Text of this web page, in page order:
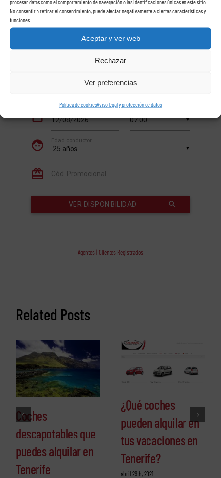
procesar datos como el comportamiento de navegación o las identificaciones únicas en este sitio.
No consentir o retirar el consentimiento, puede afectar negativamente a ciertas características y
funciones.
Aceptar y ver web
Rechazar
Ver preferencias
Política de cookiesAviso legal y protección de datos
Agentes | Clientes Registrados
Related Posts
Coches
descapotables que
puedes alquilar en
Tenerife
¿Qué coches
pueden alquilar en
tus vacaciones en
Tenerife?
abril 29th, 2021